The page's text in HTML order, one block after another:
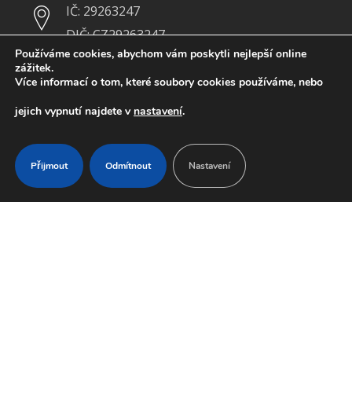
IČ: 29263247
DIČ: CZ29263247
Borová 1365
+420 776 775 944
info@exterier-design.cz
Zahradní doplňky
Používáme cookies, abychom vám poskytli nejlepší online
zážitek.
Více informací o tom, které soubory cookies používáme, nebo
jejich vypnutí najdete v nastavení.
Přijmout Odmítnout Nastavení